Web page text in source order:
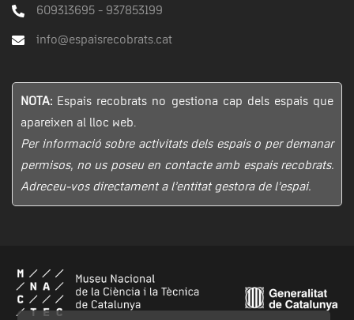
609313695 - 937853199
info@espaisrecobrats.cat
NOTA: Espais recobrats no gestiona cap dels espais que
apareixen al lloc web.
Per informació sobre activitats dels espais o per demanar
permisos, no us poseu en contacte amb espais recobrats.
Adreceu-vos directament a l’entitat gestora de l’espai.